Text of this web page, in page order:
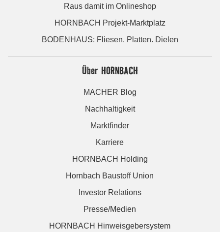
Raus damit im Onlineshop
HORNBACH Projekt-Marktplatz
BODENHAUS: Fliesen. Platten. Dielen
Über HORNBACH
MACHER Blog
Nachhaltigkeit
Marktfinder
Karriere
HORNBACH Holding
Hornbach Baustoff Union
Investor Relations
Presse/Medien
HORNBACH Hinweisgebersystem